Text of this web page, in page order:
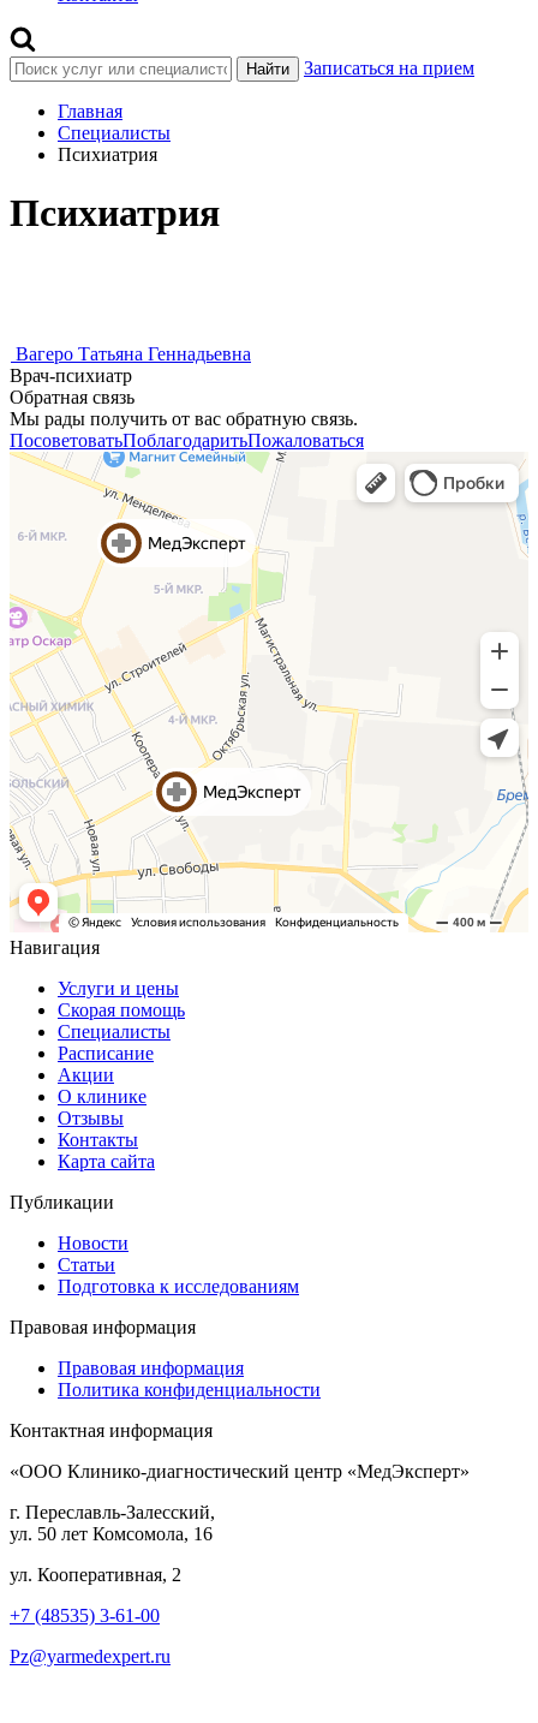
Найти Записаться на прием
Главная
Специалисты
Психиатрия
Психиатрия
Вагеро Татьяна Геннадьевна
Врач-психиатр
Обратная связь
Мы рады получить от вас обратную связь.
ПосоветоватьПоблагодаритьПожаловаться
Навигация
Услуги и цены
Скорая помощь
Специалисты
Расписание
Акции
О клинике
Отзывы
Контакты
Карта сайта
Публикации
Новости
Статьи
Подготовка к исследованиям
Правовая информация
Правовая информация
Политика конфиденциальности
Контактная информация
«ООО Клинико-диагностический центр «МедЭксперт»
г. Переславль-Залесский,
ул. 50 лет Комсомола, 16
ул. Кооперативная, 2
+7 (48535) 3-61-00
Pz@yarmedexpert.ru